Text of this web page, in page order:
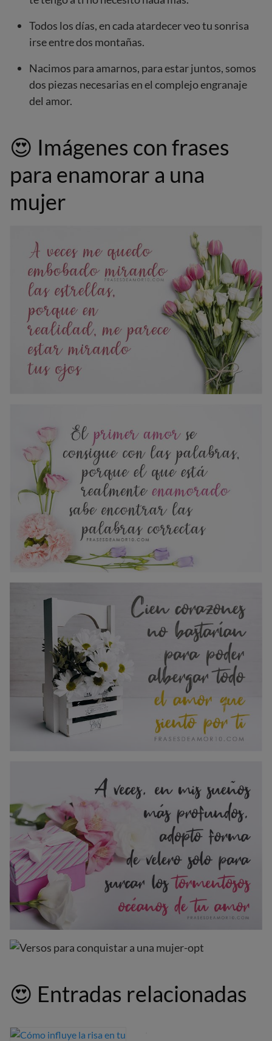
Todos los días, en cada atardecer veo tu sonrisa
irse entre dos montañas.
Nacimos para amarnos, para estar juntos, somos
dos piezas necesarias en el complejo engranaje
del amor.
😍 Imágenes con frases
para enamorar a una
mujer
😍 Entradas relacionadas